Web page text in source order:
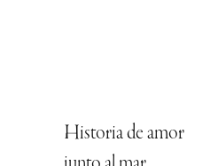
Historia de amor